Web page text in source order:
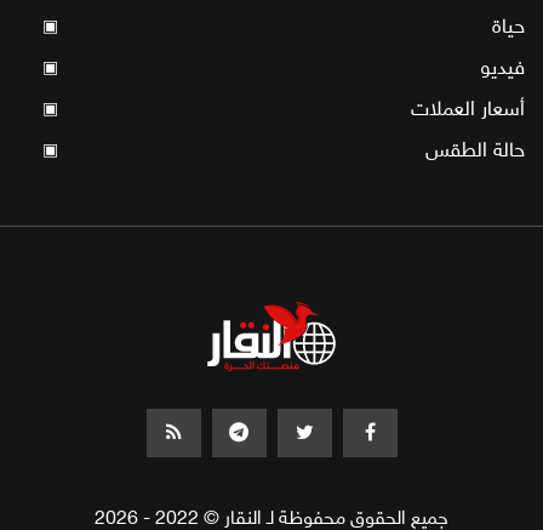
حياة ▣
فيديو ▣
أسعار العملات ▣
حالة الطقس ▣
جميع الحقوق محفوظة لـ النقار © 2022 - 2026